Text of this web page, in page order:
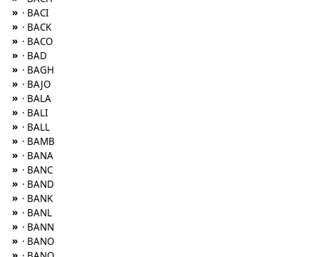
» · BACI
» · BACK
» · BACO
» · BAD
» · BAGH
» · BAJO
» · BALA
» · BALI
» · BALL
» · BAMB
» · BANA
» · BANC
» · BAND
» · BANK
» · BANL
» · BANN
» · BANO